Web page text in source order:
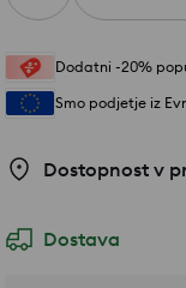
Dodatni -20%
Smo podjetje iz
Dostopnost v
Dostava